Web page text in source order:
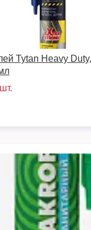
Tytan Heavy